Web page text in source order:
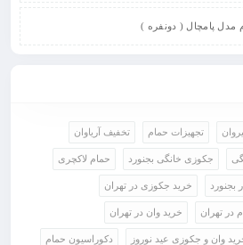
مدل پامچال ( دونفره )
تجهیزات حمام تخفیف آریاوان
جکوزی خانگی بجنورد حمام لاکچری
بجنورد خرید جکوزی در تهران
در تهران خرید وان در تهران
وان و جکوزی عید نوروز دکوراسیون حمام